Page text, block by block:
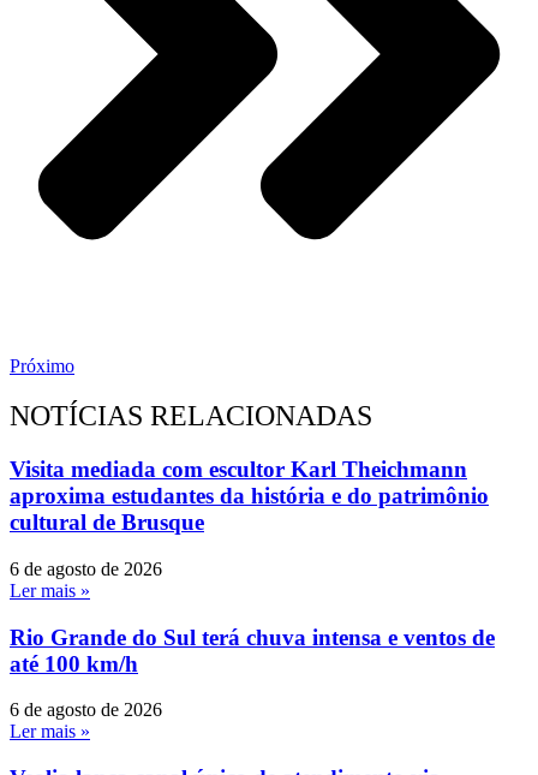
Próximo
NOTÍCIAS RELACIONADAS
Visita mediada com escultor Karl Theichmann
aproxima estudantes da história e do patrimônio
cultural de Brusque
6 de agosto de 2026
Ler mais »
Rio Grande do Sul terá chuva intensa e ventos de
até 100 km/h
6 de agosto de 2026
Ler mais »